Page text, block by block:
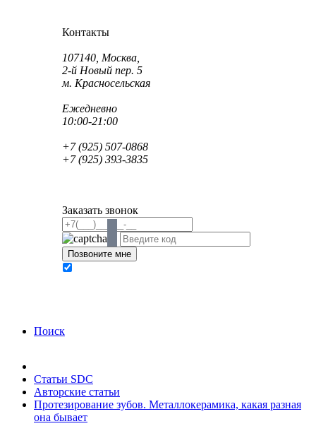
Контакты
107140, Москва,
2-й Новый пер. 5
м. Красносельская
Ежедневно
10:00-21:00
+7 (925) 507-0868
+7 (925) 393-3835
Заказать звонок
Поиск
Статьи SDC
Авторские статьи
Протезирование зубов. Металлокерамика, какая разная
она бывает